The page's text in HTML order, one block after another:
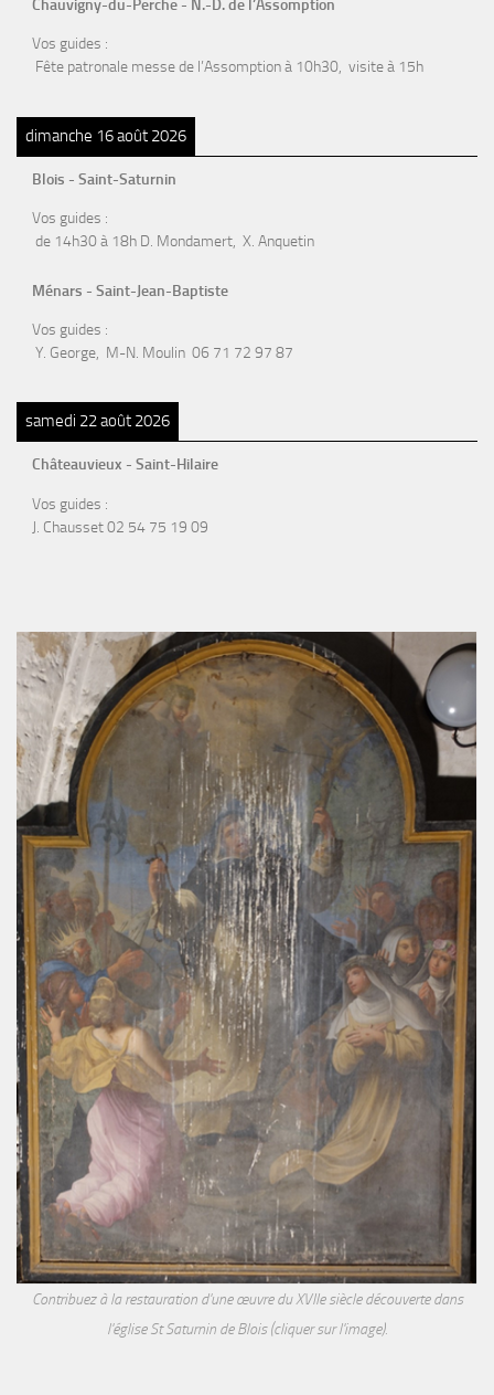
Chauvigny-du-Perche - N.-D. de l’Assomption
Vos guides :
Fête patronale messe de l’Assomption à 10h30, visite à 15h
dimanche 16 août 2026
Blois - Saint-Saturnin
Vos guides :
de 14h30 à 18h D. Mondamert, X. Anquetin
Ménars - Saint-Jean-Baptiste
Vos guides :
Y. George, M-N. Moulin 06 71 72 97 87
samedi 22 août 2026
Châteauvieux - Saint-Hilaire
Vos guides :
J. Chausset 02 54 75 19 09
Contribuez à la restauration d'une œuvre du XVIIe siècle découverte dans
l'église St Saturnin de Blois (cliquer sur l'image).